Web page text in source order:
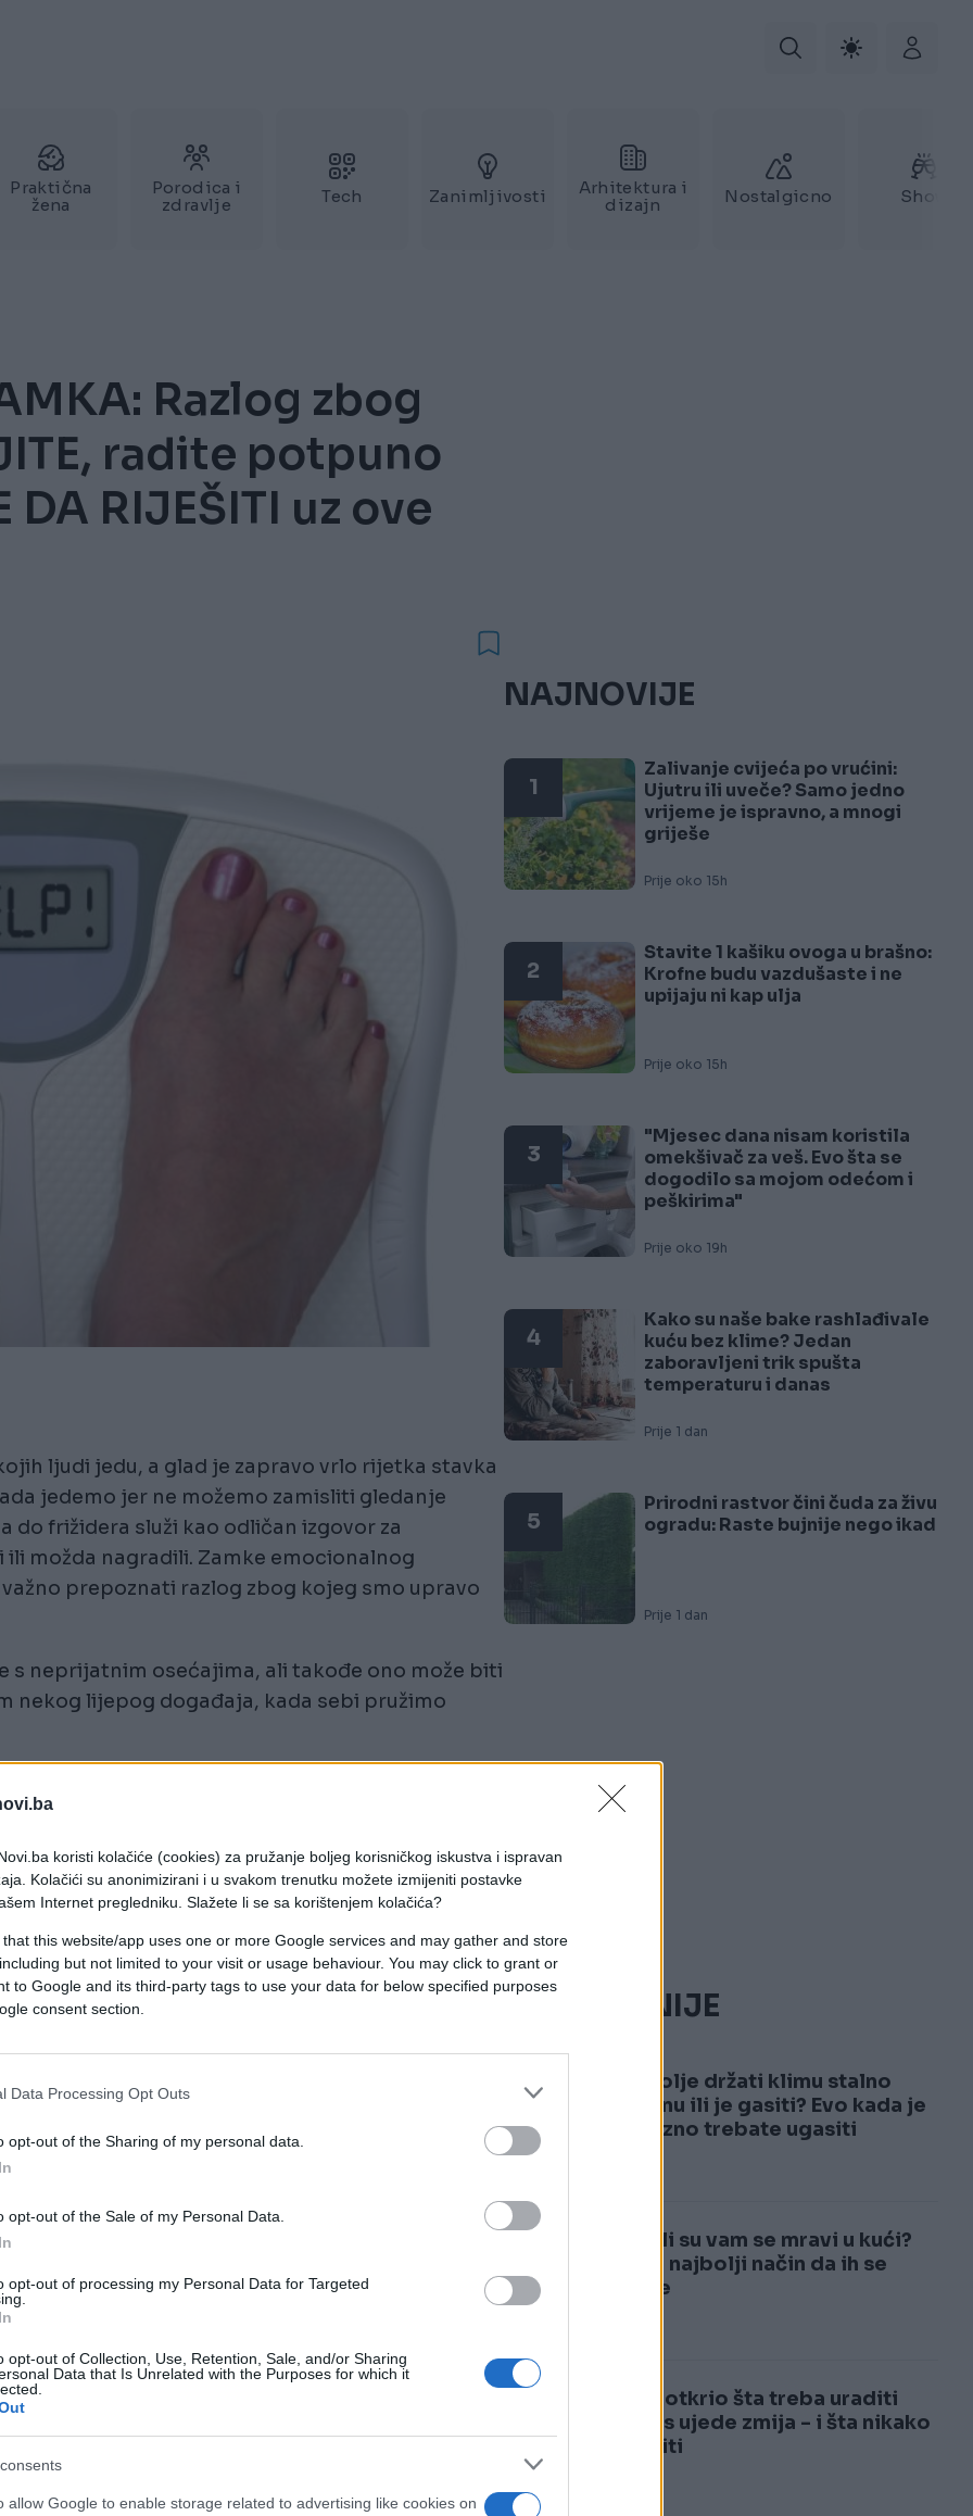
koristi kolačiće (cookies) za pružanje boljeg korisničkog iskustva i ispravan
Kolačići su anonimizirani i u svakom trenutku možete izmijeniti postavke
Internet pregledniku. Slažete li se sa korištenjem kolačića?
this website/app uses one or more Google services and may gather and store
but not limited to your visit or usage behaviour. You may click to grant or
to Google and its third-party tags to use your data for below specified purposes
consent section.
Data Processing Opt Outs
opt-out of the Sharing of my personal data.
opt-out of the Sale of my Personal Data.
opt-out of processing my Personal Data for Targeted
opt-out of Collection, Use, Retention, Sale, and/or Sharing
Data that Is Unrelated with the Purposes for which it
allow Google to enable storage related to advertising like cookies on
Praktična
žena
Porodica i
zdravlje
Tech Zanimljivosti
Arhitektura i
dizajn
Nostalgicno Show
Razlog zbog
radite potpuno
DA RIJEŠITI uz ove
ljudi jedu, a glad je zapravo vrlo rijetka stavka
jedemo jer ne možemo zamisliti gledanje
do frižidera služi kao odličan izgovor za
možda nagradili. Zamke emocionalnog
prepoznati razlog zbog kojeg smo upravo
s neprijatnim osećajima, ali takođe ono može biti
nekog lijepog događaja, kada sebi pružimo
problema. Sigurno ste puno puta vidjeli u
NAJNOVIJE
1
Zalivanje cvijeća po vrućini:
Ujutru ili uveče? Samo jedno
vrijeme je ispravno, a mnogi
griješe
Prije oko 15h
2
Stavite 1 kašiku ovoga u brašno:
Krofne budu vazdušaste i ne
upijaju ni kap ulja
Prije oko 15h
3
"Mjesec dana nisam koristila
omekšivač za veš. Evo šta se
dogodilo sa mojom odećom i
peškirima"
Prije oko 19h
4
Kako su naše bake rashlađivale
kuću bez klime? Jedan
zaboravljeni trik spušta
temperaturu i danas
Prije 1 dan
5
Prirodni rastvor čini čuda za živu
ogradu: Raste bujnije nego ikad
Prije 1 dan
NAJČITANIJE
1
Je li bolje držati klimu stalno
upaljenu ili je gasiti? Evo kada je
obavezno trebate ugasiti
2
Pojavili su vam se mravi u kući?
Ovo je najbolji način da ih se
riješite
3
Ljekar otkrio šta treba uraditi
ako vas ujede zmija - i šta nikako
ne raditi